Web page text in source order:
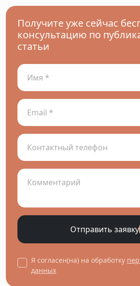
Получите уже сейчас
консультацию по
статьи
Отправить заявку
Я согласен(на) на обработку
данных